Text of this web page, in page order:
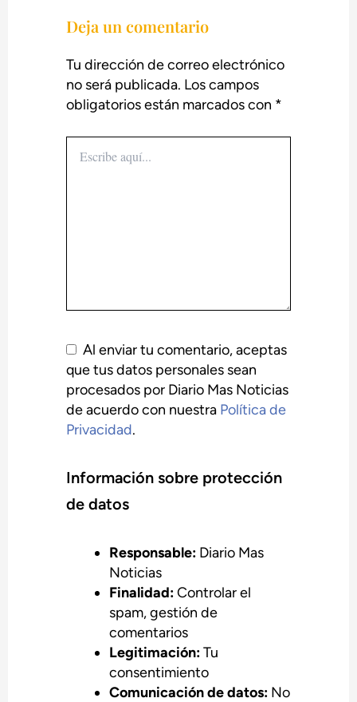
Deja un comentario
Tu dirección de correo electrónico
no será publicada. Los campos
obligatorios están marcados con *
aquí...
Al enviar tu comentario, aceptas
que tus datos personales sean
procesados por Diario Mas Noticias
de acuerdo con nuestra Política de
Privacidad.
Información sobre protección
de datos
Responsable:Diario Mas
Noticias
Finalidad:Controlar el
spam, gestión de
comentarios
Legitimación:Tu
consentimiento
Comunicación de datos:No